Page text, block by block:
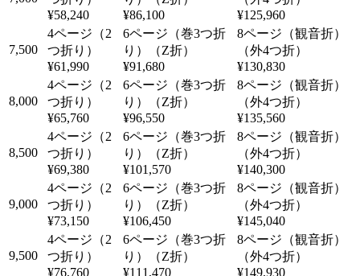
¥58,240
¥86,100 ¥125,960
7,500
¥61,990
¥91,680 ¥130,830
8,000
¥65,760
¥96,550 ¥135,560
8,500
¥69,380
¥101,570 ¥140,300
9,000
¥73,150
¥106,450 ¥145,040
9,500
¥76,760
¥111,470 ¥149,930